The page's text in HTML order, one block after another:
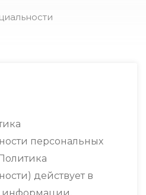
персональных
действует в